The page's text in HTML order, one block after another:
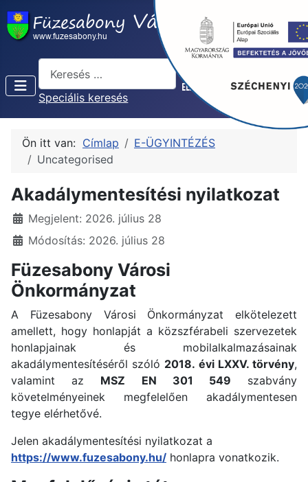
Keresés...
Speciális keresés
Ön itt van: Címlap
E-ÜGYINTÉZÉS
Uncategorised
Akadálymentesítési nyilatkozat
Részletek
Megjelent: 2026. július 28
Módosítás: 2026. július 28
Füzesabony Városi
Önkormányzat
A Füzesabony Városi Önkormányzat elkötelezett
amellett, hogy honlapját a közszférabeli szervezetek
honlapjainak és mobilalkalmazásainak
akadálymentesítéséről szóló 2018. évi LXXV. törvény,
valamint az MSZ EN 301 549 szabvány
követelményeinek megfelelően akadálymentesen
tegye elérhetővé.
Jelen akadálymentesítési nyilatkozat a
https://www.fuzesabony.hu/ honlapra vonatkozik.